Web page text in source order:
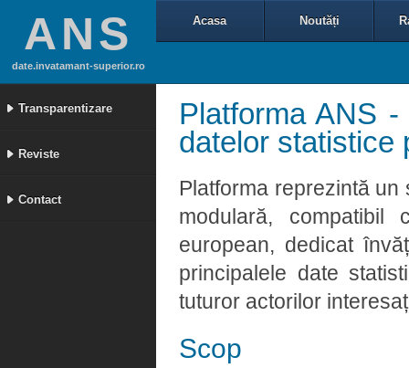
ANS
date.invatamant-superior.ro
Transparentizare
Reviste
Contact
Acasa Noutăți
Platforma ANS
datelor statistice
Platforma reprezintă
modulară,
european, dedicat
principalele date
tuturor actorilor
Scop